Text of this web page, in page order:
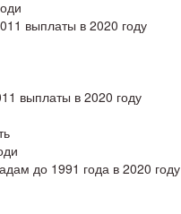
выплаты в 2020 году
выплаты в 2020 году
до 1991 года в 2020 году